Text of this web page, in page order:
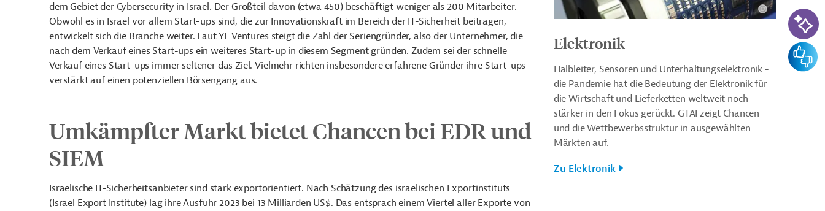
dem Gebiet der Cybersecurity in Israel. Der Großteil davon (etwa 450) beschäftigt weniger als 200 Mitarbeiter.
Obwohl es in Israel vor allem Start-ups sind, die zur Innovationskraft im Bereich der IT-Sicherheit beitragen,
entwickelt sich die Branche weiter. Laut YL Ventures steigt die Zahl der Seriengründer, also der Unternehmer, die
nach dem Verkauf eines Start-ups ein weiteres Start-up in diesem Segment gründen. Zudem sei der schnelle
Verkauf eines Start-ups immer seltener das Ziel. Vielmehr richten insbesondere erfahrene Gründer ihre Start-ups
verstärkt auf einen potenziellen Börsengang aus.
Umkämpfter Markt bietet Chancen bei EDR und
SIEM
Israelische IT-Sicherheitsanbieter sind stark exportorientiert. Nach Schätzung des israelischen Exportinstituts
(Israel Export Institute) lag ihre Ausfuhr 2023 bei 13 Milliarden US$. Das entsprach einem Viertel aller Exporte von
Elektronik
Halbleiter, Sensoren und Unterhaltungselektronik -
die Pandemie hat die Bedeutung der Elektronik für
die Wirtschaft und Lieferketten weltweit noch
stärker in den Fokus gerückt. GTAI zeigt Chancen
und die Wettbewerbsstruktur in ausgewählten
Märkten auf.
Zu Elektronik
KI-